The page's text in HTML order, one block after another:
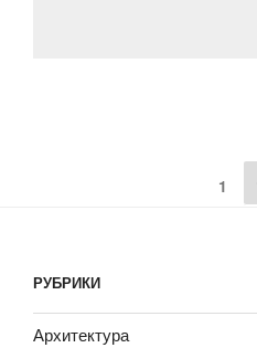
1
РУБРИКИ
Архитектура